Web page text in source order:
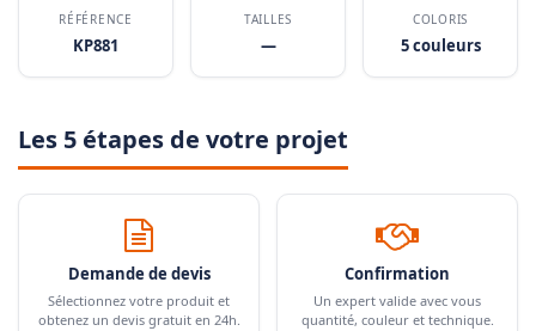
RÉFÉRENCE
KP881
TAILLES
—
COLORIS
5 couleurs
Les 5 étapes de votre projet
Demande de devis
Sélectionnez votre produit et
obtenez un devis gratuit en 24h.
Confirmation
Un expert valide avec vous
quantité, couleur et technique.